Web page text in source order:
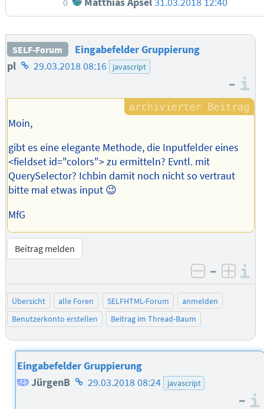
SELF-Forum
Eingabefelder Gruppierung
pl Homepage
Autors
29.03.2018 08:16 javascript
–
Moin,
gibt es eine elegante Methode, die Inputfelder eines
<fieldset id="colors"> zu ermitteln? Evntl. mit
QuerySelector? Ichbin damit noch nicht so vertraut
bitte mal etwas input 😉
MfG
Beitrag melden
negativ
–
Übersicht alle Foren SELFHTML-Forum
anmelden
Benutzerkonto erstellen
Beitrag im Thread-Baum
Eingabefelder Gruppierung
JürgenB Homepage
29.03.2018 08:24 javascript
–